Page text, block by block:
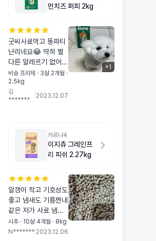
먼치즈 퍼피 2kg
굿씨사료먹고 똥파티
난리네요😂 딱히 별
다른 알레르기 없어보
이고 주는대로 잘먹어
서 떨어질때마다 구매
중입니다 패드 이벤트
비숑 프리제 · 3살 2개월 ·
2.5kg
김
*******
2023.12.07
+1
카르나4
이지츄 그레인프
리 피쉬 2.27kg
알갱이 작고 기호성도
좋고 냄새도 기름쩐내
같은 저가 사료 냄새
아니고 기름기도 없고
고소한 냄새에 진짜
시추 · 10살 4개월 · 8kg
N******* 2023.12.06